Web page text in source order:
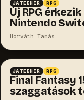
JÁTÉKHÍR RPG
Új RPG
Nintendo
Horváth Tamás
JÁTÉKHÍR RPG
Final Fantasy
szaggatások